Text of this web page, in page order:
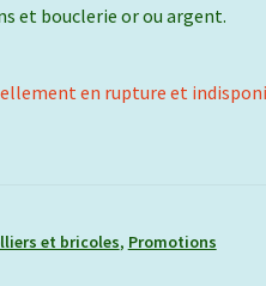
et bouclerie or ou argent.
en rupture et
et bricoles, Promotions